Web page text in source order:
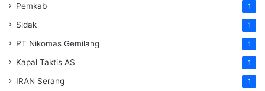
Pemkab 1
Sidak 1
PT Nikomas Gemilang 1
Kapal Taktis AS 1
IRAN Serang 1